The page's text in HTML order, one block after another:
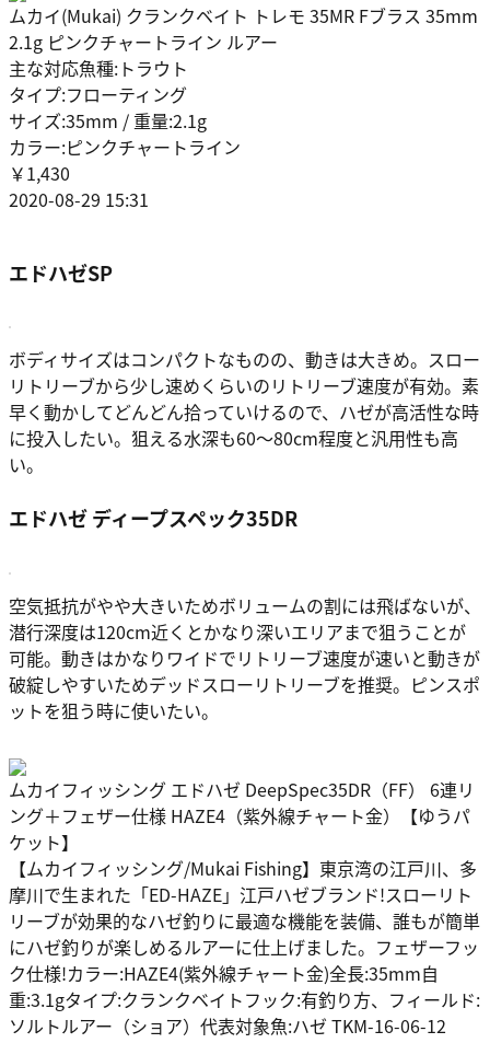
ムカイ(Mukai) クランクベイト トレモ 35MR Fブラス 35mm
2.1g ピンクチャートライン ルアー
主な対応魚種:トラウト
タイプ:フローティング
サイズ:35mm / 重量:2.1g
カラー:ピンクチャートライン
￥1,430
2020-08-29 15:31
エドハゼSP
ボディサイズはコンパクトなものの、動きは大きめ。スロー
リトリーブから少し速めくらいのリトリーブ速度が有効。素
早く動かしてどんどん拾っていけるので、ハゼが高活性な時
に投入したい。狙える水深も60～80cm程度と汎用性も高
い。
エドハゼ ディープスペック35DR
空気抵抗がやや大きいためボリュームの割には飛ばないが、
潜行深度は120cm近くとかなり深いエリアまで狙うことが
可能。動きはかなりワイドでリトリーブ速度が速いと動きが
破綻しやすいためデッドスローリトリーブを推奨。ピンスポ
ットを狙う時に使いたい。
ムカイフィッシング エドハゼ DeepSpec35DR（FF） 6連リ
ング＋フェザー仕様 HAZE4（紫外線チャート金）【ゆうパ
ケット】
【ムカイフィッシング/Mukai Fishing】東京湾の江戸川、多
摩川で生まれた「ED-HAZE」江戸ハゼブランド!スローリト
リーブが効果的なハゼ釣りに最適な機能を装備、誰もが簡単
にハゼ釣りが楽しめるルアーに仕上げました。フェザーフッ
ク仕様!カラー:HAZE4(紫外線チャート金)全長:35mm自
重:3.1gタイプ:クランクベイトフック:有釣り方、フィールド:
ソルトルアー（ショア）代表対象魚:ハゼ TKM-16-06-12